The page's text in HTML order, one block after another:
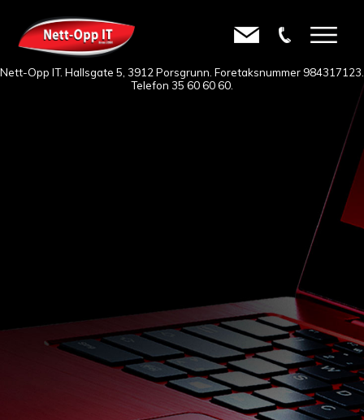
Nett-Opp IT. Hallsgate 5, 3912 Porsgrunn. Foretaksnummer 984317123.
Telefon 35 60 60 60